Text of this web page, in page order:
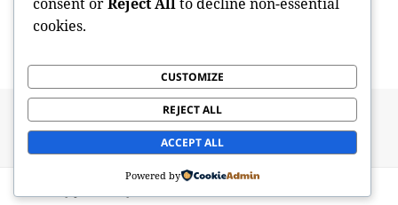
on
Categories
Repost Tags
#go4Gready
Andromax,Andromax 4G,Andromax LTE,cepat,smartfren
on Andromax 4G Ponsel Kece untuk Oleh-Oleh Mudik
consent orReject Allto decline non-essential
cookies.
CUSTOMIZE
REJECT ALL
ACCEPT ALL
Powered by